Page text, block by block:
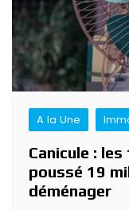
A la Une
Canicule :
poussé 19
déménager